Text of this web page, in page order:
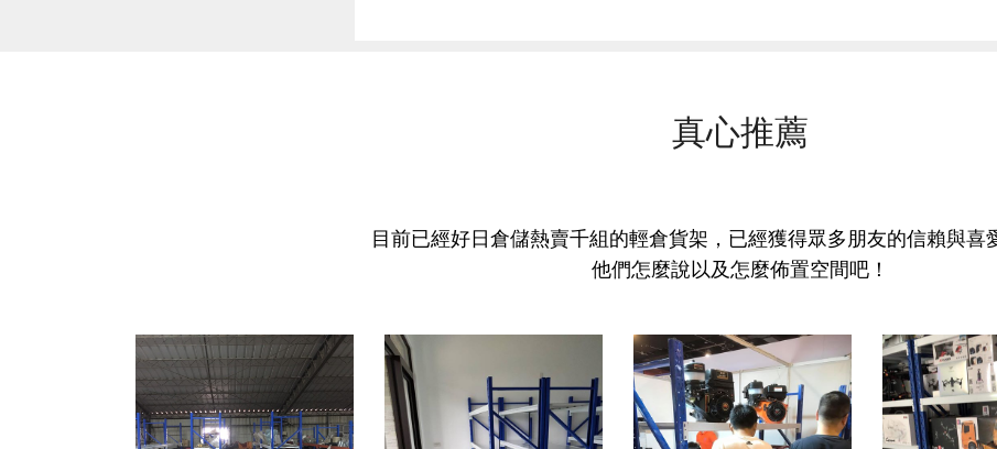
真心推薦
目前已經好日倉儲熱賣千組的輕倉貨架，已經獲得眾多朋友的信賴與喜
他們怎麼說以及怎麼佈置空間吧！